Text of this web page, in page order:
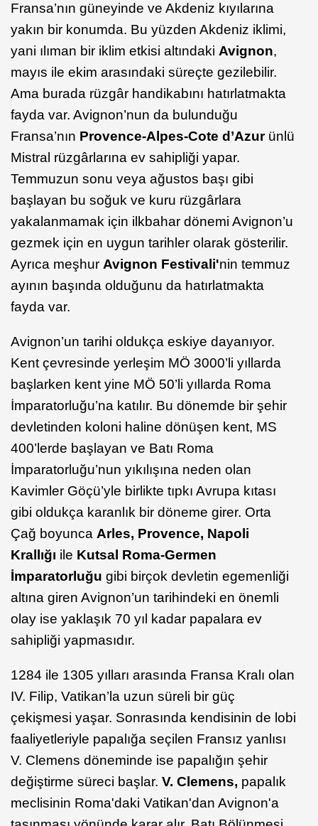
Fransa’nın güneyinde ve Akdeniz kıyılarına
yakın bir konumda. Bu yüzden Akdeniz iklimi,
yani ılıman bir iklim etkisi altındaki Avignon,
mayıs ile ekim arasındaki süreçte gezilebilir.
Ama burada rüzgâr handikabını hatırlatmakta
fayda var. Avignon’nun da bulunduğu
Fransa’nın Provence-Alpes-Cote d’Azurünlü
Mistral rüzgârlarına ev sahipliği yapar.
Temmuzun sonu veya ağustos başı gibi
başlayan bu soğuk ve kuru rüzgârlara
yakalanmamak için ilkbahar dönemi Avignon’u
gezmek için en uygun tarihler olarak gösterilir.
Ayrıca meşhur Avignon Festivali'nin temmuz
ayının başında olduğunu da hatırlatmakta
fayda var.
Avignon’un tarihi oldukça eskiye dayanıyor.
Kent çevresinde yerleşim MÖ 3000’li yıllarda
başlarken kent yine MÖ 50’li yıllarda Roma
İmparatorluğu’na katılır. Bu dönemde bir şehir
devletinden koloni haline dönüşen kent, MS
400’lerde başlayan ve Batı Roma
İmparatorluğu’nun yıkılışına neden olan
Kavimler Göçü’yle birlikte tıpkı Avrupa kıtası
gibi oldukça karanlık bir döneme girer. Orta
Çağ boyunca Arles, Provence, Napoli
Krallığı ile Kutsal Roma-Germen
İmparatorluğu gibi birçok devletin egemenliği
altına giren Avignon’un tarihindeki en önemli
olay ise yaklaşık 70 yıl kadar papalara ev
sahipliği yapmasıdır.
1284 ile 1305 yılları arasında Fransa Kralı olan
IV. Filip, Vatikan’la uzun süreli bir güç
çekişmesi yaşar. Sonrasında kendisinin de lobi
faaliyetleriyle papalığa seçilen Fransız yanlısı
V. Clemens döneminde ise papalığın şehir
değiştirme süreci başlar. V. Clemens, papalık
meclisinin Roma'daki Vatikan'dan Avignon'a